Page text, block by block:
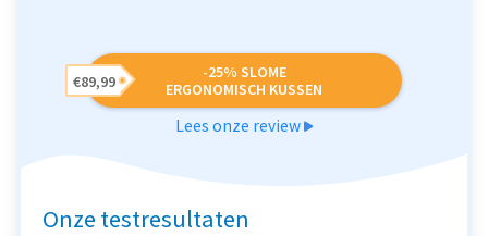
-25% SLOME
ERGONOMISCH KUSSEN
€89,99
Lees onze review
Onze testresultaten